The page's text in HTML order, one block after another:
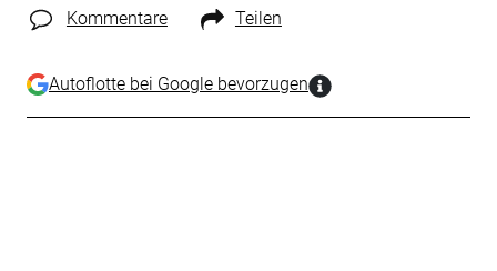
Kommentare Teilen
Autoflotte bei Google bevorzugen